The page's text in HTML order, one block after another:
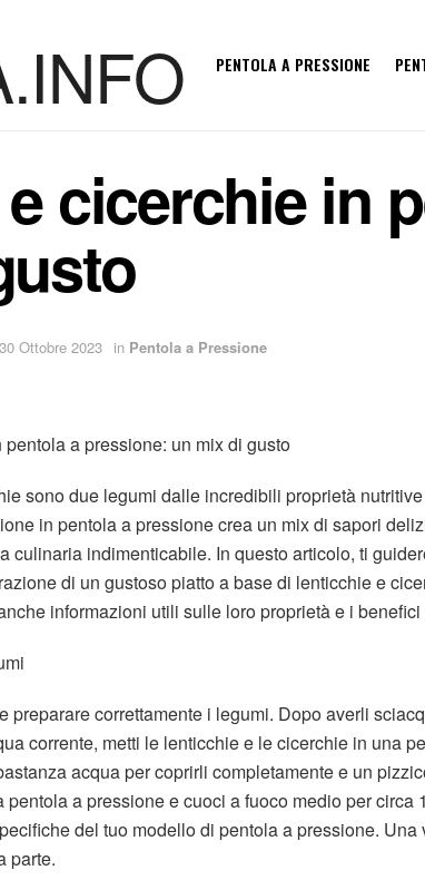
PENTOLA A PRESSIONE
cicerchie in
30 Ottobre 2023 in Pentola a Pressione
a pressione: un mix di gusto
sono due legumi dalle incredibili proprietà
in pentola a pressione crea un mix di sapori
culinaria indimenticabile. In questo articolo, ti
di un gustoso piatto a base di lenticchie e
informazioni utili sulle loro proprietà e i
preparare correttamente i legumi. Dopo averli
corrente, metti le lenticchie e le cicerchie in una
acqua per coprirli completamente e un
a pressione e cuoci a fuoco medio per circa
del tuo modello di pentola a pressione. Una
parte.